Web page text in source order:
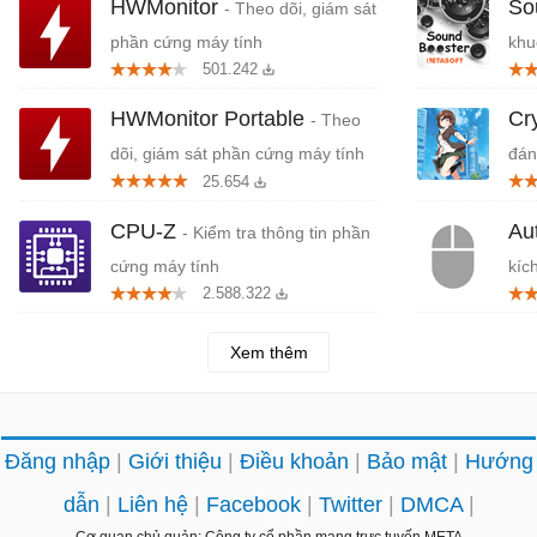
HWMonitor - Theo dõi, giám sát
phần cứng máy tính
501.242
HWMonitor Portable - Theo
dõi, giám sát phần cứng máy tính
25.654
CPU-Z - Kiểm tra thông tin phần
cứng máy tính
2.588.322
Xem thêm
Đăng nhập Giới thiệu Điều khoản Bảo mật
Hướng
dẫn
Liên hệ Facebook Twitter DMCA